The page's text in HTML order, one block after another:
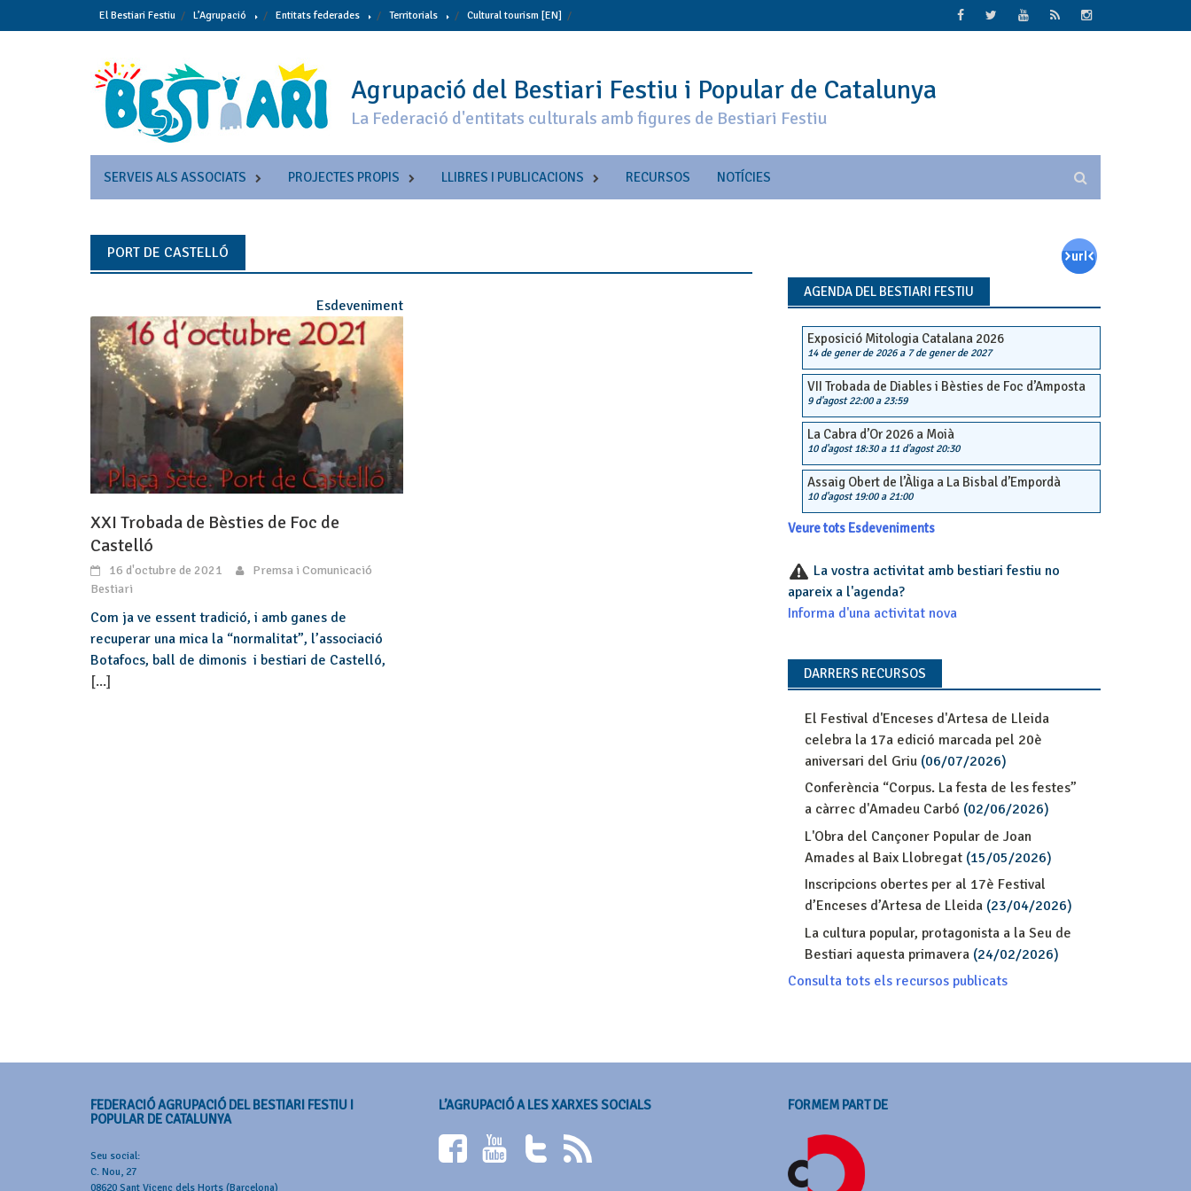
to
El Bestiari Festiu L’Agrupació Entitats federades Territorials Cultural tourism [EN]
Agrupació del Bestiari Festiu i Popular de Catalunya
La Federació d'entitats culturals amb figures de Bestiari Festiu
SERVEIS ALS ASSOCIATS PROJECTES PROPIS LLIBRES I PUBLICACIONS RECURSOS NOTÍCIES
PORT DE CASTELLÓ
Esdeveniment
XXI Trobada de Bèsties de Foc de
Castelló
16 d'octubre de 2021
Premsa i Comunicació
Bestiari
Com ja ve essent tradició, i amb ganes de
recuperar una mica la “normalitat”, l’associació
Botafocs, ball de dimonis i bestiari de Castelló,
[...]
AGENDA DEL BESTIARI FESTIU
Exposició Mitologia Catalana 2026
14 de gener de 2026a 7 de gener de 2027
VII Trobada de Diables i Bèsties de Foc d’Amposta
9 d'agost 22:00a 23:59
La Cabra d’Or 2026 a Moià
10 d'agost 18:30a 11 d'agost 20:30
Assaig Obert de l’Àliga a La Bisbal d’Empordà
10 d'agost 19:00a 21:00
Veure tots Esdeveniments
La vostra activitat amb bestiari festiu no
apareix a l'agenda?
Informa d'una activitat nova
DARRERS RECURSOS
El Festival d'Enceses d'Artesa de Lleida
celebra la 17a edició marcada pel 20è
aniversari del Griu(06/07/2026)
Conferència “Corpus. La festa de les festes”
a càrrec d'Amadeu Carbó (02/06/2026)
L'Obra del Cançoner Popular de Joan
Amades al Baix Llobregat(15/05/2026)
Inscripcions obertes per al 17è Festival
d’Enceses d’Artesa de Lleida(23/04/2026)
La cultura popular, protagonista a la Seu de
Bestiari aquesta primavera(24/02/2026)
Consulta tots els recursos publicats
FEDERACIÓ AGRUPACIÓ DEL BESTIARI FESTIU I
POPULAR DE CATALUNYA
Seu social:
C. Nou, 27
08620 Sant Vicenç dels Horts (Barcelona)
L’AGRUPACIÓ A LES XARXES SOCIALS FORMEM PART DE